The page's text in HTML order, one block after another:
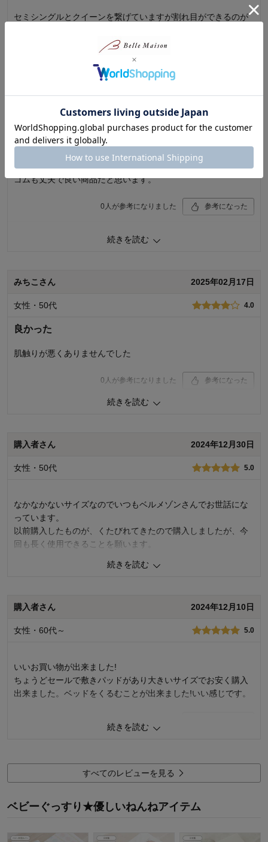
セミシングルとクイーンを繋げていますが割れ目ができるのが
でこんなに快適になるとは！生地も気持ちいいのでリピートし
0 人が参考になりました
品質
5.0
着心地･使用感
5.0
購入商品： ベージュ, ４人用
続きを読む
2025年03月22日
女性・40代
ゴムも丈夫で良い商品だと思います。
0 人が参考になりました 参考になった
購入商品： ベージュ, ダブル
続きを読む
みちこさん 2025年02月17日
女性・50代 4.0
良かった
肌触りが悪くありませんでした
0 人が参考になりました 参考になった
4.0
続きを読む
購入者さん 2024年12月30日
女性・50代 5.0
なかなかないサイズなのでいつもベルメゾンさんでお世話にな
っています。
以前購入したものが、くたびれてきたので購入しましたが、今
回も長く使用できることを願います。
人が参考になりました
お子さまの性別：
続きを読む
購入者さん 2024年12月10日
女性・60代～ 5.0
いいお買い物が出来ました!
ちょうどセールで敷きパッドがあり大きいサイズでお安く購入
出来ました。ベッドをくるむことが出来ました!いい感じです。
着心地･使用感
5.0
お子さまの年齢：
お子さまの性別：
続きを読む
すべてのレビューを見る
ベビーぐっすり★優しいねんねアイテム